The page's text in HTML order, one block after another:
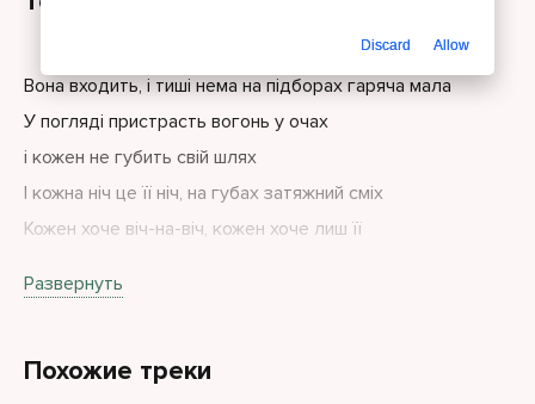
Вона входить, і тиші нема на підборах гаряча мала
У погляді пристрасть вогонь у очах
і кожен не губить свій шлях
І кожна ніч це її ніч, на губах затяжний сміх
Кожен хоче віч-на-віч, кожен хоче лиш її
Крок за кроком, ближче-ближче серце б'ється наче
Хто хотів її зламати, той зламався сам давно.
Развернуть
Похожие треки
Discard Allow